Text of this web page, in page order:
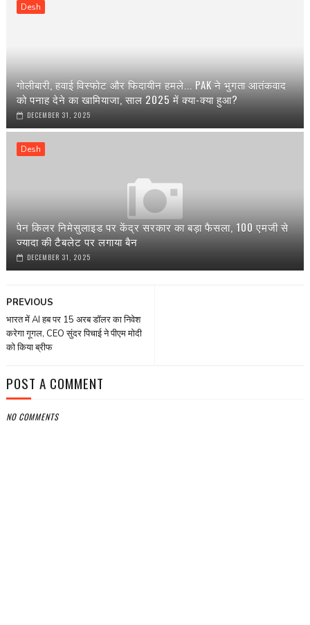
Desh
गोलीबारी, हवाई विस्फोट और फिदायीन हमले... PAK ने भुगता आतंकवाद
को पनाह देने का खामियाजा, साल 2025 में क्या-क्या हुआ?
DECEMBER 31, 2025
Desh
पेन किलर निमेसुलाइड पर केंद्र सरकार का बड़ा फैसला, 100 एमजी से
ज्यादा की टैबलेट पर लगाया बैन
DECEMBER 31, 2025
PREVIOUS
भारत में AI हब पर 15 अरब डॉलर का निवेश
करेगा गूगल, CEO सुंदर पिचाई ने पीएम मोदी
को किया ब्रीफ
POST A COMMENT
NO COMMENTS